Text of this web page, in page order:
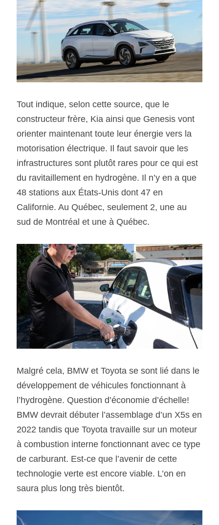
Tout indique, selon cette source, que le
constructeur frère, Kia ainsi que Genesis vont
orienter maintenant toute leur énergie vers la
motorisation électrique. Il faut savoir que les
infrastructures sont plutôt rares pour ce qui est
du ravitaillement en hydrogène. Il n’y en a que
48 stations aux États-Unis dont 47 en
Californie. Au Québec, seulement 2, une au
sud de Montréal et une à Québec.
Malgré cela, BMW et Toyota se sont lié dans le
développement de véhicules fonctionnant à
l’hydrogène. Question d’économie d’échelle!
BMW devrait débuter l’assemblage d’un X5s en
2022 tandis que Toyota travaille sur un moteur
à combustion interne fonctionnant avec ce type
de carburant. Est-ce que l’avenir de cette
technologie verte est encore viable. L’on en
saura plus long très bientôt.